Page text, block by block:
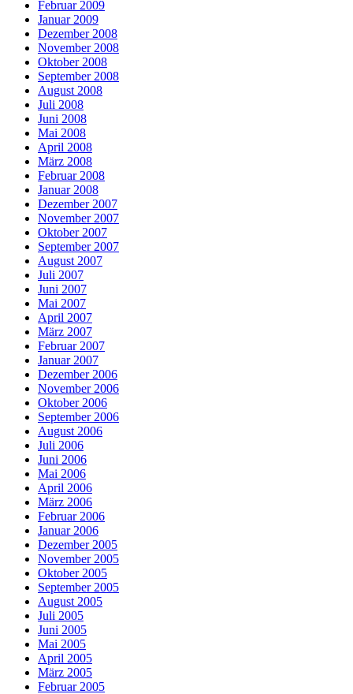
Februar 2009
Januar 2009
Dezember 2008
November 2008
Oktober 2008
September 2008
August 2008
Juli 2008
Juni 2008
Mai 2008
April 2008
März 2008
Februar 2008
Januar 2008
Dezember 2007
November 2007
Oktober 2007
September 2007
August 2007
Juli 2007
Juni 2007
Mai 2007
April 2007
März 2007
Februar 2007
Januar 2007
Dezember 2006
November 2006
Oktober 2006
September 2006
August 2006
Juli 2006
Juni 2006
Mai 2006
April 2006
März 2006
Februar 2006
Januar 2006
Dezember 2005
November 2005
Oktober 2005
September 2005
August 2005
Juli 2005
Juni 2005
Mai 2005
April 2005
März 2005
Februar 2005